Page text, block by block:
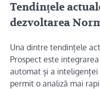
Tendințele
dezvoltarea
Una dintre tendințele
Prospect este
automat și a
permit o analiză mai